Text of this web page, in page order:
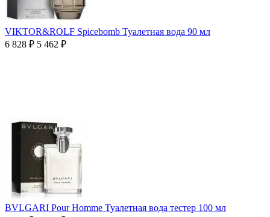
VIKTOR&ROLF Spicebomb Туалетная вода 90 мл
6 828 ₽ 5 462 ₽
BVLGARI Pour Homme Туалетная вода тестер 100 мл